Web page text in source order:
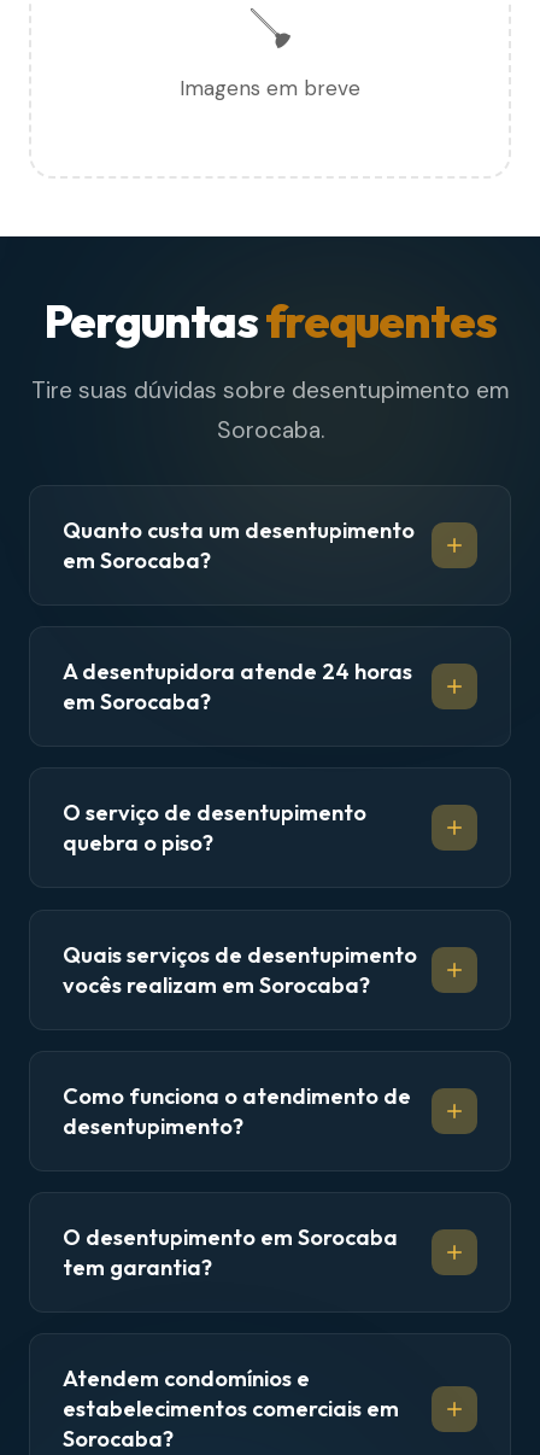
🪠
Imagens em breve
Perguntasfrequentes
Tire suas dúvidas sobre desentupimento em
Sorocaba.
Quanto custa um desentupimento
em Sorocaba?
A desentupidora atende 24 horas
em Sorocaba?
O serviço de desentupimento
quebra o piso?
Quais serviços de desentupimento
vocês realizam em Sorocaba?
Como funciona o atendimento de
desentupimento?
O desentupimento em Sorocaba
tem garantia?
Atendem condomínios e
estabelecimentos comerciais em
Sorocaba?